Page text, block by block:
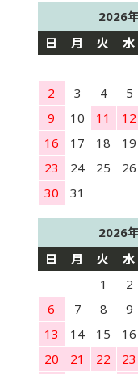
2026
日
月 火 水
2
3 4 5
9
10 11 12
16
17 18 19
23
24 25 26
30
31
2026
日
月 火 水
1
2
6
7 8 9
13
14 15 16
20
21 22 23